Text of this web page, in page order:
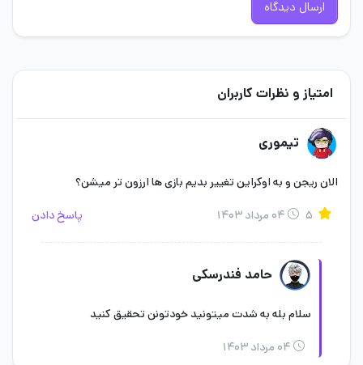
ارسال دیدگاه
امتیاز و نظرات کاربران
تیموری
الان ریجن و به اوکراین تغییر بدیم بازی ها ارزون تر میشن؟
۰۴ مرداد ۱۴۰۳ پاسخ دادن
حامد فندرسکی
سلام بله به شدت میتونید خودتونن تحقیق کنید
۰۴ مرداد ۱۴۰۳